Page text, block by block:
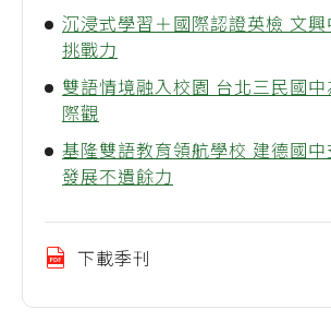
沉浸式學習＋國際認證英檢 文
挑戰力
雙語情境融入校園 台北三民國
際觀
基隆雙語教育領航學校 建德國
發展不遺餘力
下載季刊